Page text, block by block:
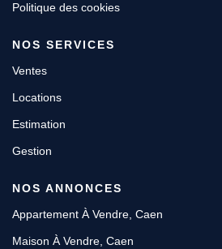
Politique des cookies
NOS SERVICES
Ventes
Locations
Estimation
Gestion
NOS ANNONCES
Appartement À Vendre, Caen
Maison À Vendre, Caen